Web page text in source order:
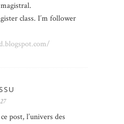
class. I´m follower
post, l’univers des